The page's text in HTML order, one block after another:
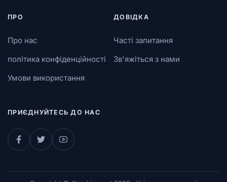
ПРО
Про нас
політика конфіденційності
Умови використання
ДОВІДКА
Часті запитання
Зв'яжіться з нами
ПРИЄДНУЙТЕСЬ ДО НАС